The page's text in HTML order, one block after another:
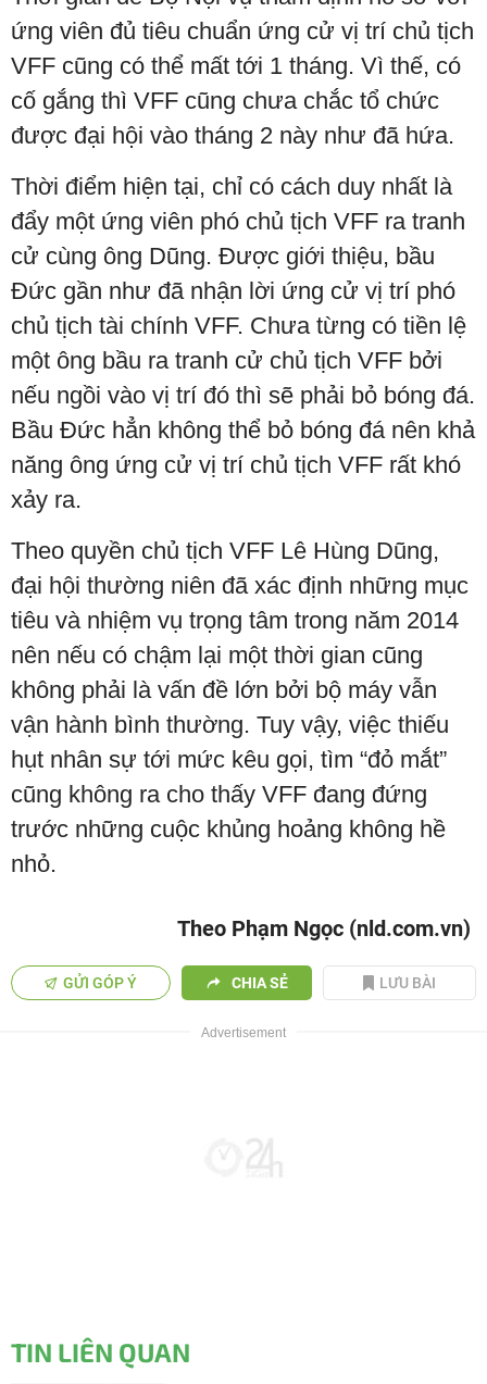
ứng viên đủ tiêu chuẩn ứng cử vị trí chủ tịch
VFF cũng có thể mất tới 1 tháng. Vì thế, có
cố gắng thì VFF cũng chưa chắc tổ chức
được đại hội vào tháng 2 này như đã hứa.
Thời điểm hiện tại, chỉ có cách duy nhất là
đẩy một ứng viên phó chủ tịch VFF ra tranh
cử cùng ông Dũng. Được giới thiệu, bầu
Đức gần như đã nhận lời ứng cử vị trí phó
chủ tịch tài chính VFF. Chưa từng có tiền lệ
một ông bầu ra tranh cử chủ tịch VFF bởi
nếu ngồi vào vị trí đó thì sẽ phải bỏ bóng đá.
Bầu Đức hẳn không thể bỏ bóng đá nên khả
năng ông ứng cử vị trí chủ tịch VFF rất khó
xảy ra.
Theo quyền chủ tịch VFF Lê Hùng Dũng,
đại hội thường niên đã xác định những mục
tiêu và nhiệm vụ trọng tâm trong năm 2014
nên nếu có chậm lại một thời gian cũng
không phải là vấn đề lớn bởi bộ máy vẫn
vận hành bình thường. Tuy vậy, việc thiếu
hụt nhân sự tới mức kêu gọi, tìm “đỏ mắt”
cũng không ra cho thấy VFF đang đứng
trước những cuộc khủng hoảng không hề
nhỏ.
Theo Phạm Ngọc (nld.com.vn)
GỬI GÓP Ý CHIA SẺ LƯU BÀI
TIN LIÊN QUAN